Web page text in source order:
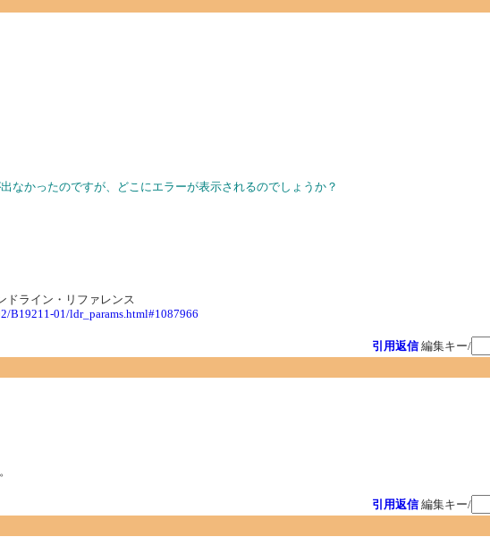
なかったのですが、どこにエラーが表示されるのでしょうか？
ドライン・リファレンス
B19211-01/ldr_params.html#1087966
引用返信 編集キー/
引用返信 編集キー/